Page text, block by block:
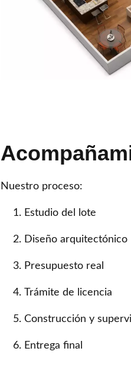
Nuestro proceso:
Estudio del lote
Diseño arquitectónico
Presupuesto real
Trámite de licencia
Construcción y
Entrega final